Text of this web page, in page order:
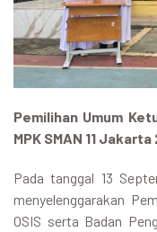
Pemilihan Umum
MPK SMAN 11
Pada tanggal 13
menyelenggarakan
OSIS serta Badan